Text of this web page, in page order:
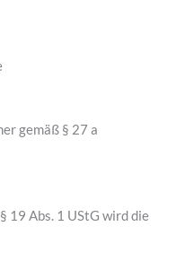
gemäß § 27 a
19 Abs. 1 UStG wird die